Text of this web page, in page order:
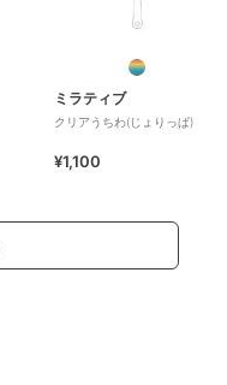
ミラティブ
クリアうちわ(じょりっぱ)
¥1,100